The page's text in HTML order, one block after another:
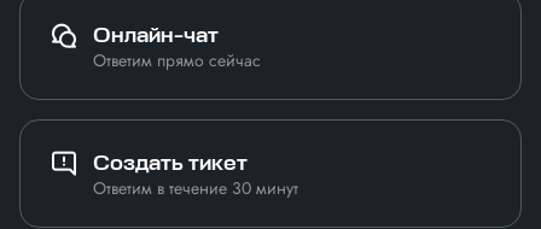
Онлайн-чат
Ответим прямо сейчас
Создать тикет
Ответим в течение 30 минут